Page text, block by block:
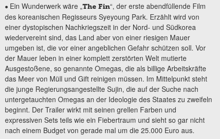
• Ein Wunderwerk wäre „The Fin“, der erste abendfüllende Film
des koreanischen Regisseurs Syeyoung Park. Erzählt wird von
einer dystopischen Nachkriegszeit in der Nord- und Südkorea
wiedervereint sind, das Land aber von einer riesigen Mauer
umgeben ist, die vor einer angeblichen Gefahr schützen soll. Vor
der Mauer leben in einer komplett zerstörten Welt mutierte
Ausgestoßene, so genannte Omegas, die als billige Arbeitskräfte
das Meer von Müll und Gift reinigen müssen. Im Mittelpunkt steht
die junge Regierungsangestellte Sujin, die auf der Suche nach
untergetauchten Omegas an der Ideologie des Staates zu zweifeln
beginnt. Der Trailer wirkt mit seinen grellen Farben und
expressiven Sets teils wie ein Fiebertraum und sieht so gar nicht
nach einem Budget von gerade mal um die 25.000 Euro aus.